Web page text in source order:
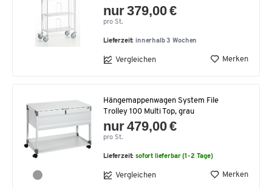
nur 379,00 €
pro St.
Lieferzeit: innerhalb 3 Wochen
Vergleichen Merken
Hängemappenwagen System File
Trolley 100 Multi Top, grau
nur 479,00 €
pro St.
Lieferzeit:sofort lieferbar (1-2 Tage)
Vergleichen Merken